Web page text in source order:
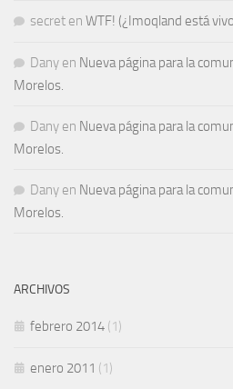
secret en WTF! (¿Imoqland está
Dany en Nueva página para la
Morelos.
Dany en Nueva página para la
Morelos.
Dany en Nueva página para la
Morelos.
ARCHIVOS
febrero 2014 (1)
enero 2011 (1)